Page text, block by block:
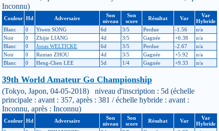
Inconnu)
Couleur Hd Adversaire
Son
niveau
Son
score
Résultat Var
Var
Hybride
Blanc
0 Yiwen SONG 6d 3/5 Perdue -1.56
n/a
Noir
0 Zhijie LIANG 4d 3/5 Gagnée +6.38
n/a
Blanc
0 Jonas WELTICKE 6d 3/5 Perdue -2.67
n/a
Noir
0 Runtao ZHOU 4d 3/5 Gagnée +5.92
n/a
Blanc
0 Heng-Chen LEE 5d 1/4 Gagnée +9.33 n/a
39th World Amateur Go Championship
(Tokyo, Japon, 04-05-2018) niveau d'inscription : 5d (échelle
principale : avant : 357, après : 381 / échelle hybride : avant :
Inconnu, après : Inconnu)
Couleur Hd Adversaire
Son
niveau
Son
score
Résultat Var
Var
Hybride